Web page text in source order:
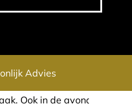
Advies
in het weekend nemen wij